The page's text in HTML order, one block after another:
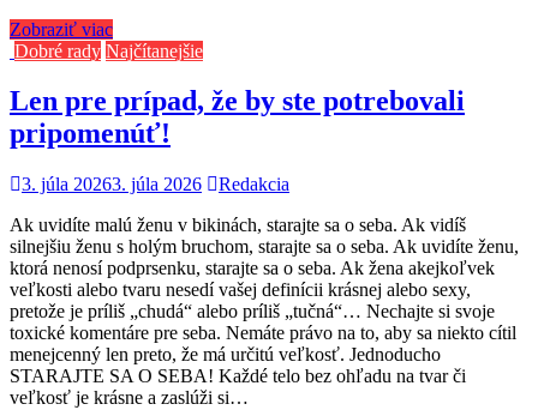
Zobraziť viac
Dobré rady Najčítanejšie
Len pre prípad, že by ste potrebovali
pripomenúť!
3. júla 20263. júla 2026
Redakcia
Ak uvidíte malú ženu v bikinách, starajte sa o seba. Ak vidíš
silnejšiu ženu s holým bruchom, starajte sa o seba. Ak uvidíte ženu,
ktorá nenosí podprsenku, starajte sa o seba. Ak žena akejkoľvek
veľkosti alebo tvaru nesedí vašej definícii krásnej alebo sexy,
pretože je príliš „chudá“ alebo príliš „tučná“… Nechajte si svoje
toxické komentáre pre seba. Nemáte právo na to, aby sa niekto cítil
menejcenný len preto, že má určitú veľkosť. Jednoducho
STARAJTE SA O SEBA! Každé telo bez ohľadu na tvar či
veľkosť je krásne a zaslúži si…